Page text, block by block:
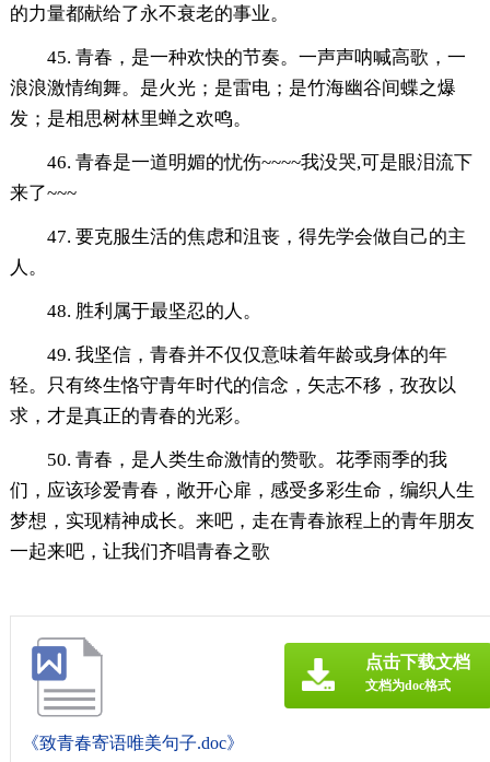
的力量都献给了永不衰老的事业。
45. 青春，是一种欢快的节奏。一声声呐喊高歌，一
浪浪激情绚舞。是火光；是雷电；是竹海幽谷间蝶之爆
发；是相思树林里蝉之欢鸣。
46. 青春是一道明媚的忧伤~~~~我没哭,可是眼泪流下
来了~~~
47. 要克服生活的焦虑和沮丧，得先学会做自己的主
人。
48. 胜利属于最坚忍的人。
49. 我坚信，青春并不仅仅意味着年龄或身体的年
轻。只有终生恪守青年时代的信念，矢志不移，孜孜以
求，才是真正的青春的光彩。
50. 青春，是人类生命激情的赞歌。花季雨季的我
们，应该珍爱青春，敞开心扉，感受多彩生命，编织人生
梦想，实现精神成长。来吧，走在青春旅程上的青年朋友
一起来吧，让我们齐唱青春之歌
《致青春寄语唯美句子.doc》
点击下载文档
文档为doc格式